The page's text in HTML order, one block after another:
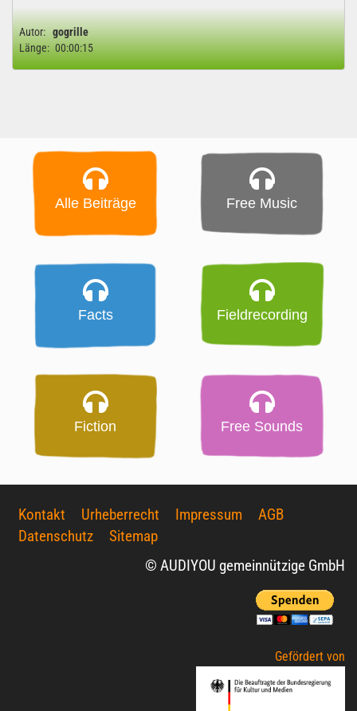
Autor: gogrille
Länge: 00:00:15
Alle Beiträge Free Music
Facts Fieldrecording
Fiction Free Sounds
Kontakt Urheberrecht Impressum
AGB
Datenschutz
Sitemap
© AUDIYOU gemeinnützige GmbH
Gefördert von